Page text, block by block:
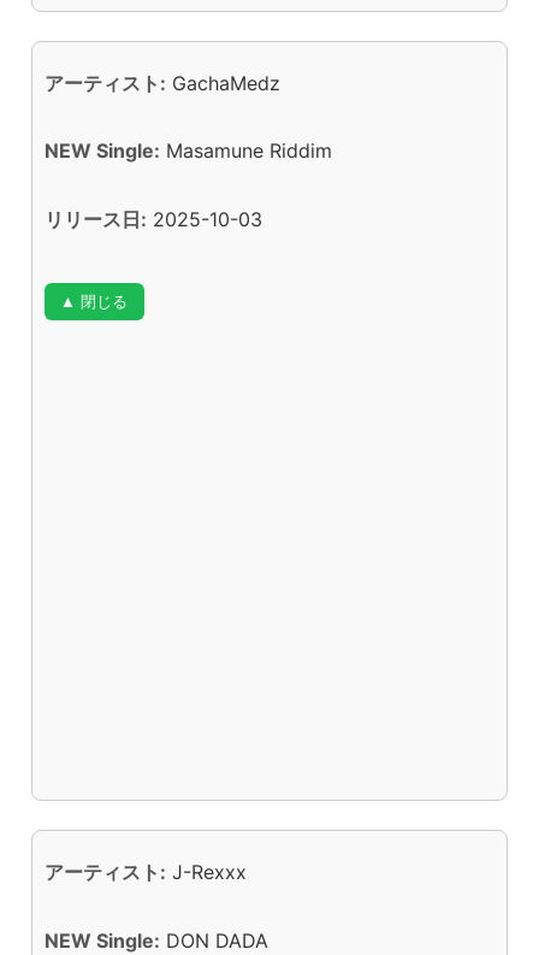
アーティスト: GachaMedz
NEW Single: Masamune Riddim
リリース日: 2025-10-03
▲ 閉じる
アーティスト: J-Rexxx
NEW Single: DON DADA